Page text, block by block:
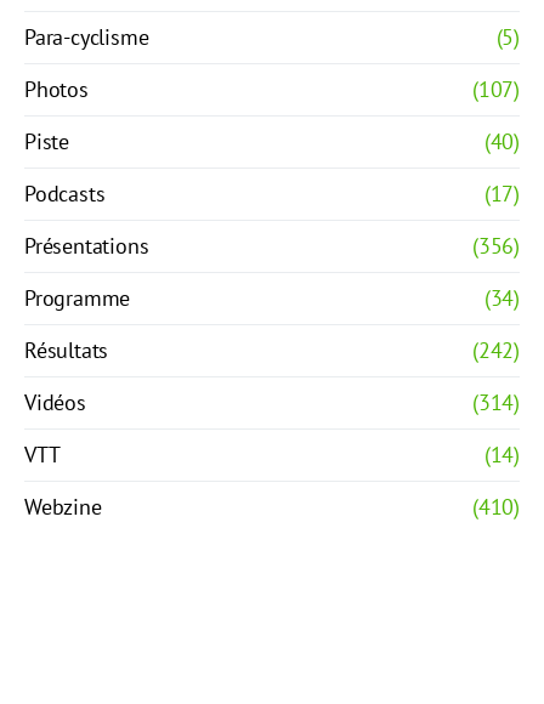
Para-cyclisme
(5)
Photos
(107)
Piste
(40)
Podcasts
(17)
Présentations
(356)
Programme
(34)
Résultats
(242)
Vidéos
(314)
VTT
(14)
Webzine
(410)